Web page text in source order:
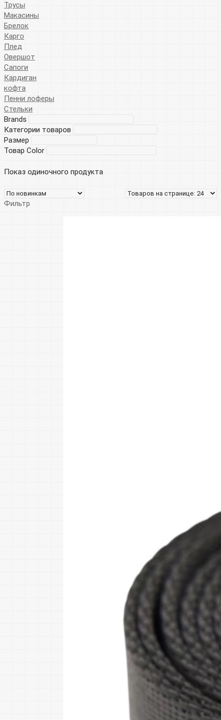
Трусы
Макасины
Брелок
Карго
Плед
Овершот
Сапоги
Кардиган
кофта
Пенни лоферы
Стельки
Brands
Категории товаров
Размер
Товар Color
Показ одиночного продукта
Фильтр